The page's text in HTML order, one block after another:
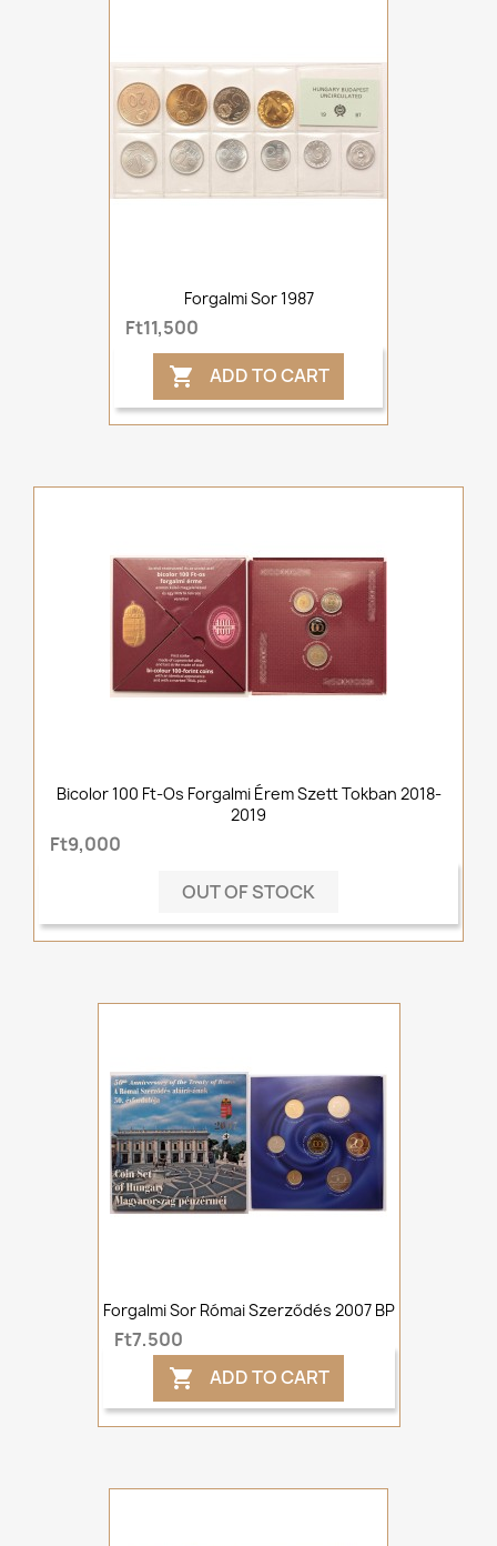
Forgalmi Sor 1987
Ft11,500
 ADD TO CART
Bicolor 100 Ft-Os Forgalmi Érem Szett Tokban 2018-
2019
Ft9,000
OUT OF STOCK
Forgalmi Sor Római Szerződés 2007 BP
Ft7,500
 ADD TO CART